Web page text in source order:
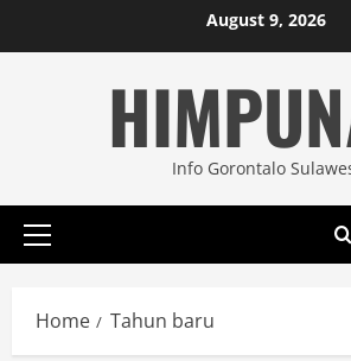
to
August 9, 2026
Info Gorontalo
Primary
Home Tahun baru